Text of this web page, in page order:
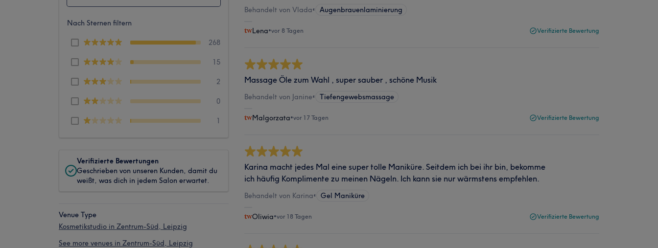
Nach Sternen filtern
268
15
2
0
1
Verifizierte Bewertungen
Geschrieben von unseren Kunden, damit du
weißt, was dich in jedem Salon erwartet.
Venue Type
Kosmetikstudio in Zentrum-Süd, Leipzig
See more venues in Zentrum-Süd, Leipzig
Behandelt von Vlada• Augenbrauenlaminierung
Lena•vor 8 Tagen Verifizierte Bewertung
Massage Öle zum Wahl , super sauber , schöne Musik
Behandelt von Janine• Tiefengewebsmassage
Malgorzata•vor 17 Tagen Verifizierte Bewertung
Karina macht jedes Mal eine super tolle Maniküre. Seitdem ich bei ihr bin, bekomme
ich häufig Komplimente zu meinen Nägeln. Ich kann sie nur wärmstens empfehlen.
Behandelt von Karina• Gel Maniküre
Oliwia•vor 18 Tagen Verifizierte Bewertung